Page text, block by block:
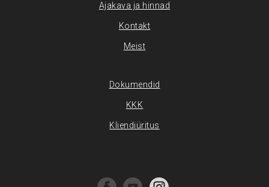
Ajakava ja hinnad
Kontakt
Meist
Dokumendid
KKK
Kliendiüritus